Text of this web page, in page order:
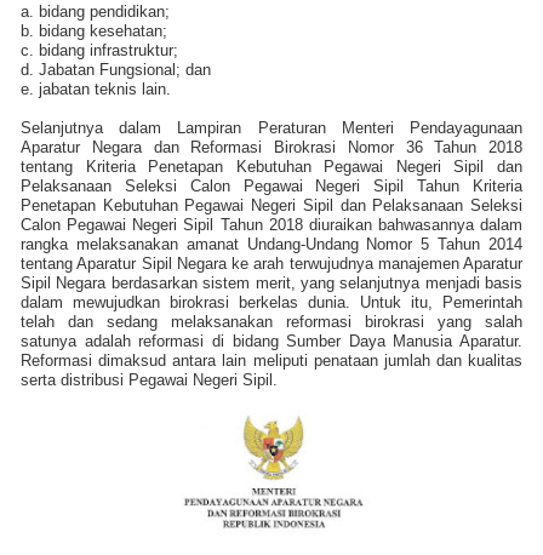
a. bidang pendidikan;
b. bidang kesehatan;
c. bidang infrastruktur;
d. Jabatan Fungsional; dan
e. jabatan teknis lain.
Selanjutnya dalam Lampiran Peraturan Menteri Pendayagunaan
Aparatur Negara dan Reformasi Birokrasi Nomor 36 Tahun 2018
tentang Kriteria Penetapan Kebutuhan Pegawai Negeri Sipil dan
Pelaksanaan Seleksi Calon Pegawai Negeri Sipil Tahun Kriteria
Penetapan Kebutuhan Pegawai Negeri Sipil dan Pelaksanaan Seleksi
Calon Pegawai Negeri Sipil Tahun 2018 diuraikan bahwasannya dalam
rangka melaksanakan amanat Undang-Undang Nomor 5 Tahun 2014
tentang Aparatur Sipil Negara ke arah terwujudnya manajemen Aparatur
Sipil Negara berdasarkan sistem merit, yang selanjutnya menjadi basis
dalam mewujudkan birokrasi berkelas dunia. Untuk itu, Pemerintah
telah dan sedang melaksanakan reformasi birokrasi yang salah
satunya adalah reformasi di bidang Sumber Daya Manusia Aparatur.
Reformasi dimaksud antara lain meliputi penataan jumlah dan kualitas
serta distribusi Pegawai Negeri Sipil.